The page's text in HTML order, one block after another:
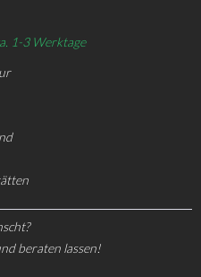
1-3 Werktage
beraten lassen!